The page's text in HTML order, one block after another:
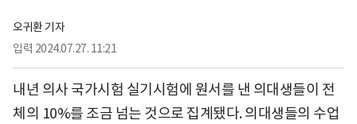
오귀환 기자
입력 2024.07.27. 11:21
내년 의사 국가시험 실기시험에 원서를 낸 의대생들이 전
체의 10%를 조금 넘는 것으로 집계됐다. 의대생들의 수업